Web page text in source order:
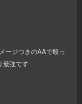
ージつきのAAで殴っ
強です